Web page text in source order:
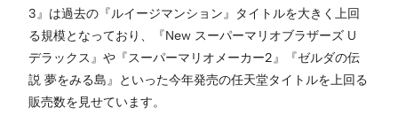
3』は過去の『ルイージマンション』タイトルを大きく上回
る規模となっており、『New スーパーマリオブラザーズ U
デラックス』や『スーパーマリオメーカー2』『ゼルダの伝
説 夢をみる島』といった今年発売の任天堂タイトルを上回る
販売数を見せています。